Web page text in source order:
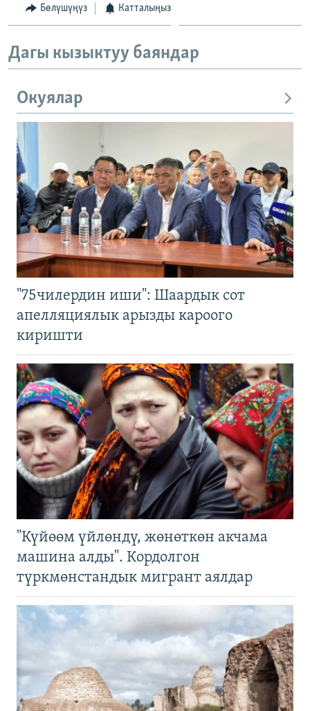
Бөлүшүңүз Катталыңыз
Дагы кызыктуу баяндар
Окуялар
"75чилердин иши": Шаардык сот
апелляциялык арызды кароого
киришти
"Күйөөм үйлөндү, жөнөткөн акчама
машина алды". Кордолгон
түркмөнстандык мигрант аялдар